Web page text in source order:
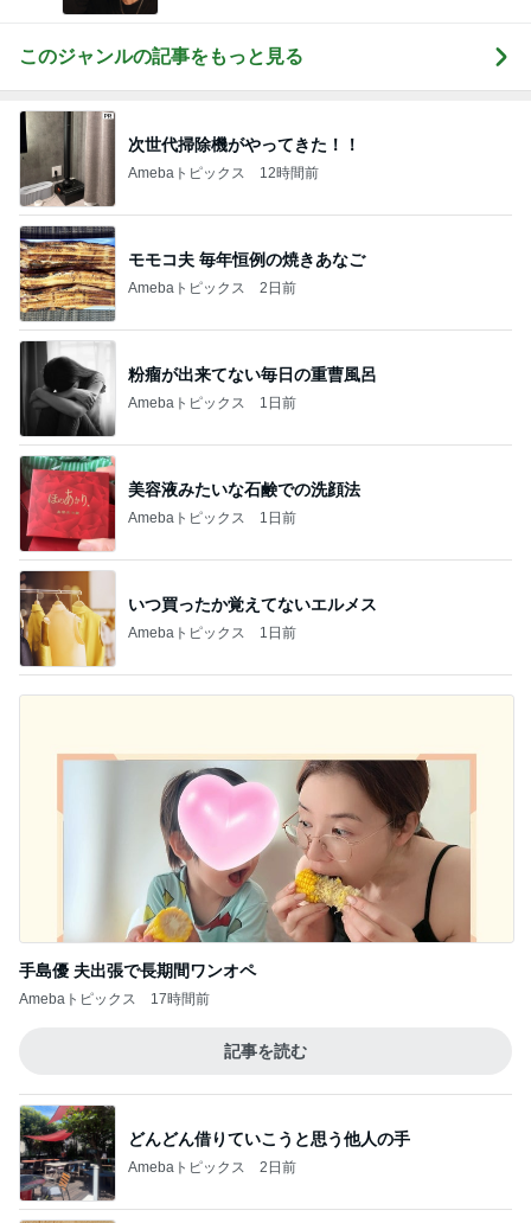
このジャンルの記事をもっと見る
次世代掃除機がやってきた！！
Amebaトピックス 12時間前
モモコ夫 毎年恒例の焼きあなご
Amebaトピックス 2日前
粉瘤が出来てない毎日の重曹風呂
Amebaトピックス 1日前
美容液みたいな石鹸での洗顔法
Amebaトピックス 1日前
いつ買ったか覚えてないエルメス
Amebaトピックス 1日前
手島優 夫出張で長期間ワンオペ
Amebaトピックス 17時間前
記事を読む
どんどん借りていこうと思う他人の手
Amebaトピックス 2日前